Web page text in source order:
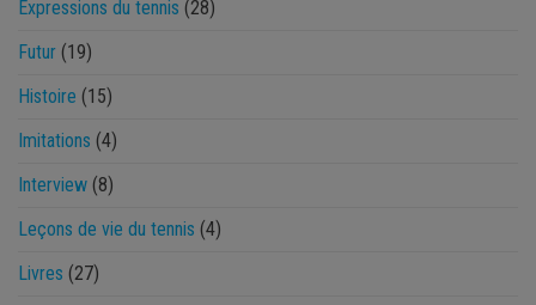
Expressions du tennis (28)
Futur (19)
Histoire (15)
Imitations (4)
Interview (8)
Leçons de vie du tennis (4)
Livres (27)